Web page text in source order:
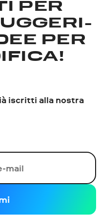
PER
PER
iscritti alla nostra